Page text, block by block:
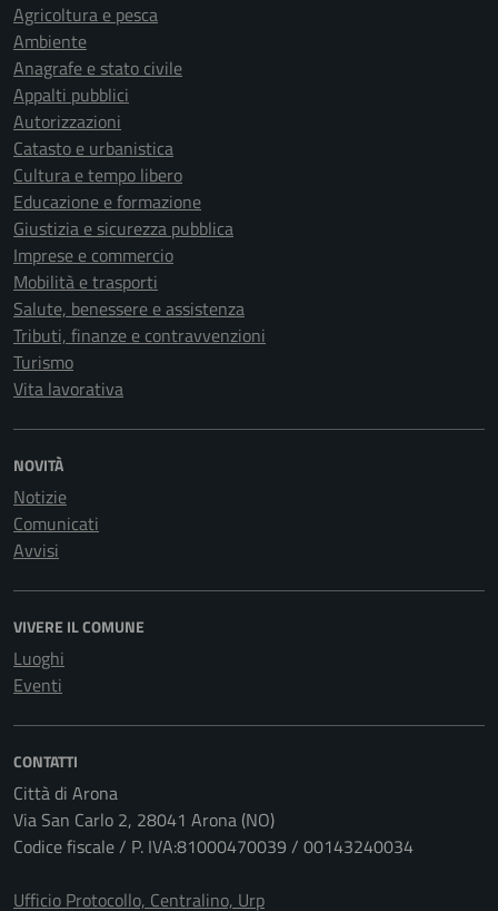
Agricoltura e pesca
Ambiente
Anagrafe e stato civile
Appalti pubblici
Autorizzazioni
Catasto e urbanistica
Cultura e tempo libero
Educazione e formazione
Giustizia e sicurezza pubblica
Imprese e commercio
Mobilità e trasporti
Salute, benessere e assistenza
Tributi, finanze e contravvenzioni
Turismo
Vita lavorativa
NOVITÀ
Notizie
Comunicati
Avvisi
VIVERE IL COMUNE
Luoghi
Eventi
CONTATTI
Città di Arona
Via San Carlo 2, 28041 Arona (NO)
Codice fiscale / P. IVA:81000470039 / 00143240034
Ufficio Protocollo, Centralino, Urp